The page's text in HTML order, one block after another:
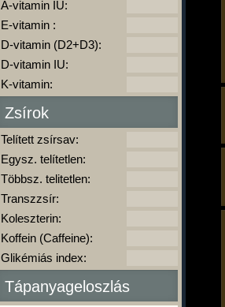
A-vitamin IU:
E-vitamin :
D-vitamin (D2+D3):
D-vitamin IU:
K-vitamin:
Zsírok
Telített zsírsav:
Egysz. telítetlen:
Többsz. telitetlen:
Transzzsír:
Koleszterin:
Koffein (Caffeine):
Glikémiás index:
Tápanyageloszlás